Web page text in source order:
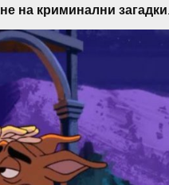
на криминални загадки